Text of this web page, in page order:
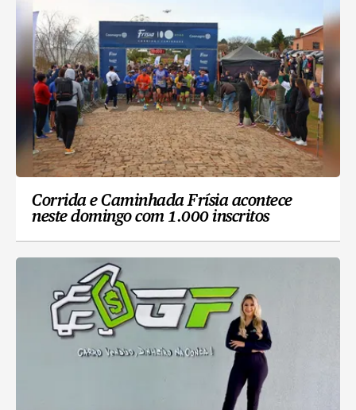
Corrida e Caminhada Frísia acontece
neste domingo com 1.000 inscritos